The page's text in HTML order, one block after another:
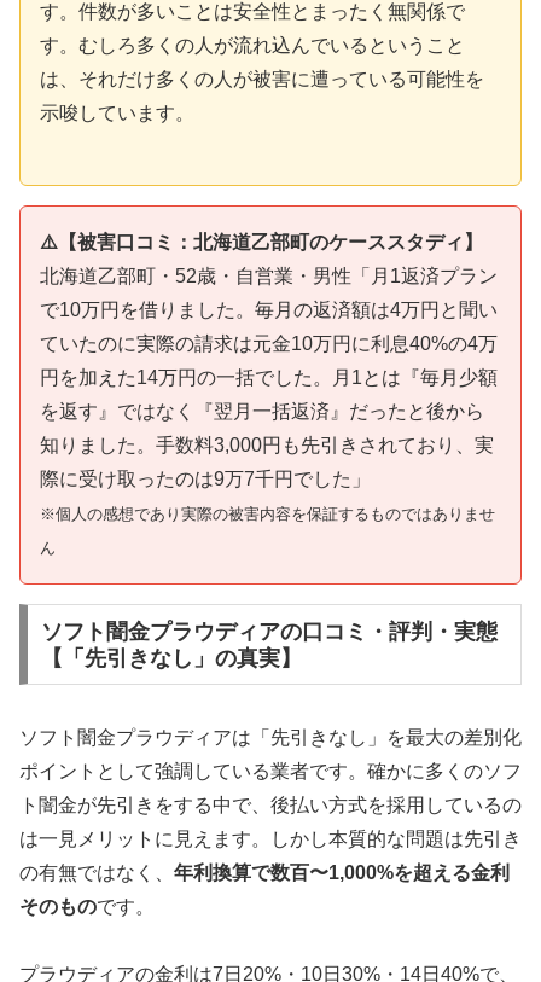
す。件数が多いことは安全性とまったく無関係で
す。むしろ多くの人が流れ込んでいるということ
は、それだけ多くの人が被害に遭っている可能性を
示唆しています。
⚠️【被害口コミ：北海道乙部町のケーススタディ】
北海道乙部町・52歳・自営業・男性「月1返済プラン
で10万円を借りました。毎月の返済額は4万円と聞い
ていたのに実際の請求は元金10万円に利息40%の4万
円を加えた14万円の一括でした。月1とは『毎月少額
を返す』ではなく『翌月一括返済』だったと後から
知りました。手数料3,000円も先引きされており、実
際に受け取ったのは9万7千円でした」
※個人の感想であり実際の被害内容を保証するものではありませ
ん
ソフト闇金プラウディアの口コミ・評判・実態
【「先引きなし」の真実】
ソフト闇金プラウディアは「先引きなし」を最大の差別化
ポイントとして強調している業者です。確かに多くのソフ
ト闇金が先引きをする中で、後払い方式を採用しているの
は一見メリットに見えます。しかし本質的な問題は先引き
の有無ではなく、 年利換算で数百〜1,000%を超える金利
そのものです。
プラウディアの金利は7日20%・10日30%・14日40%で、